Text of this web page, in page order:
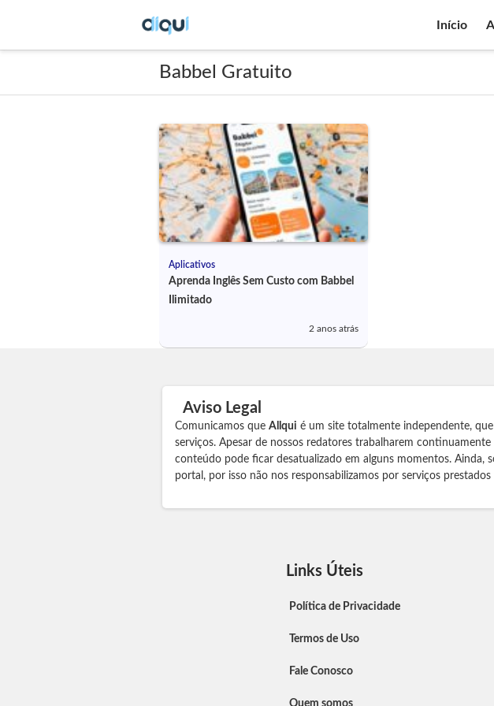
Início
Babbel Gratuito
Aplicativos
Aprenda Inglês Sem Custo com Babbel
Ilimitado
2 anos atrás
Aviso Legal
Comunicamos que Allqui é um site totalmente independente,
serviços. Apesar de nossos redatores trabalharem
conteúdo pode ficar desatualizado em alguns momentos. Ainda,
portal, por isso não nos responsabilizamos por serviços
Links Úteis
Política de Privacidade
Termos de Uso
Fale Conosco
Quem somos